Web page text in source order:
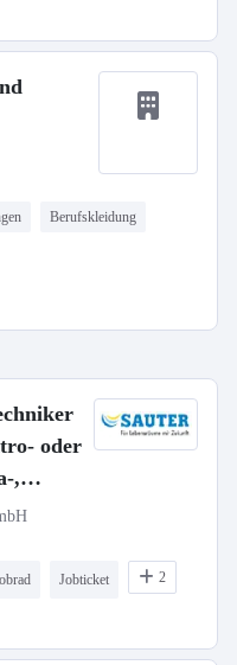
Berufskleidung
oder
,
Jobticket 2